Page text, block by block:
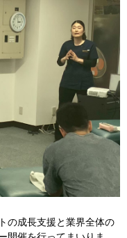
の成長支援と業界全体の